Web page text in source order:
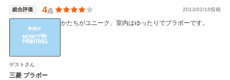
総合評価 4点 2013/02/16投稿
かたちがユニーク、室内はゆったりでブラボーです。
ゲストさん
三菱 ブラボー